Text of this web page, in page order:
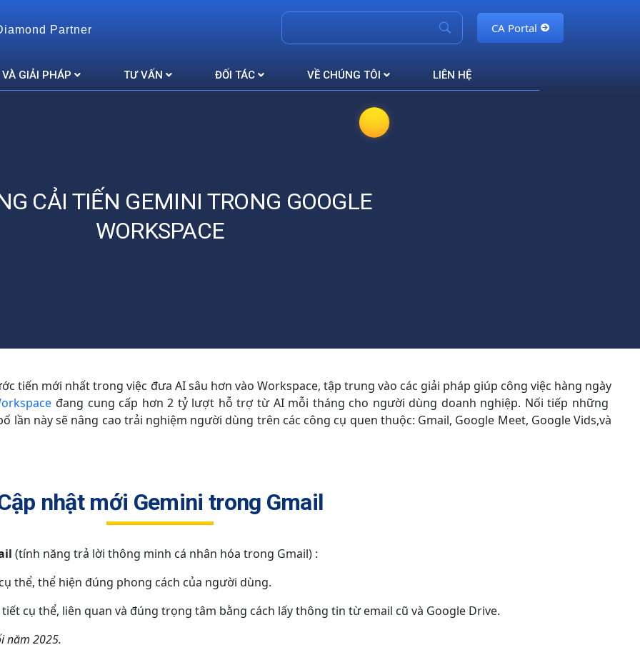
Partner CA Portal
GIẢI PHÁP TƯ VẤN ĐỐI TÁC VỀ CHÚNG TÔI LIÊN HỆ
CẢI TIẾN GEMINI TRONG GOOGLE
WORKSPACE
tiến mới nhất trong việc đưa AI sâu hơn vào Workspace, tập trung vào các giải pháp giúp công việc hàng ngày
đang cung cấp hơn 2 tỷ lượt hỗ trợ từ AI mỗi tháng cho người dùng doanh nghiệp. Nối tiếp những
này sẽ nâng cao trải nghiệm người dùng trên các công cụ quen thuộc: Gmail, Google Meet, Google Vids,và
nhật mới Gemini trong Gmail
(tính năng trả lời thông minh cá nhân hóa trong Gmail) :
thể, thể hiện đúng phong cách của người dùng.
cụ thể, liên quan và đúng trọng tâm bằng cách lấy thông tin từ email cũ và Google Drive.
năm 2025.